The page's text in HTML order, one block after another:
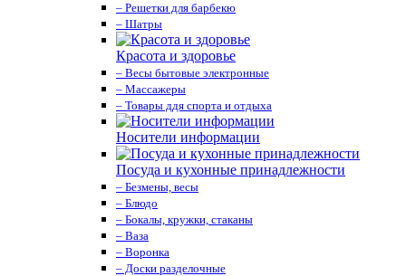
– Решетки для барбекю
– Шатры
Красота и здоровье
– Весы бытовые электронные
– Массажеры
– Товары ддя спорта и отдыха
Носители информации
Посуда и кухонные принадлежности
– Безмены, весы
– Блюдо
– Бокалы, кружки, стаканы
– Ваза
– Воронка
– Доски разделочные